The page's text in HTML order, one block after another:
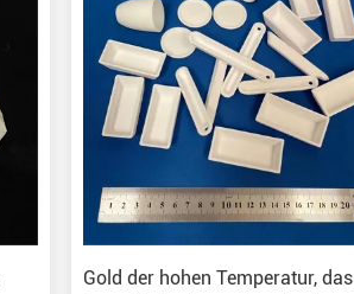
Gold der hohen Temperatur, das